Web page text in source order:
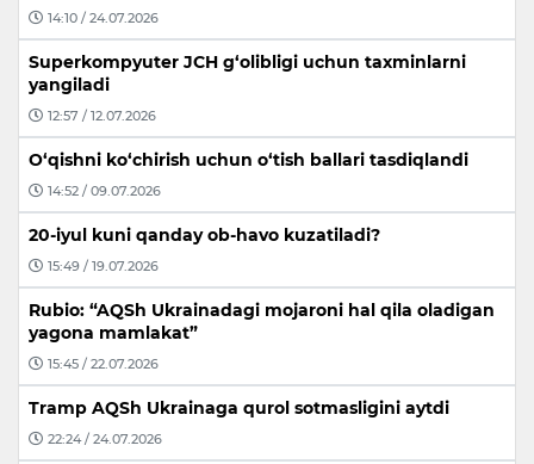
14:10 / 24.07.2026
Superkompyuter JCH g‘olibligi uchun taxminlarni
yangiladi
12:57 / 12.07.2026
O‘qishni ko‘chirish uchun o‘tish ballari tasdiqlandi
14:52 / 09.07.2026
20-iyul kuni qanday ob-havo kuzatiladi?
15:49 / 19.07.2026
Rubio: “AQSh Ukrainadagi mojaroni hal qila oladigan
yagona mamlakat”
15:45 / 22.07.2026
Tramp AQSh Ukrainaga qurol sotmasligini aytdi
22:24 / 24.07.2026